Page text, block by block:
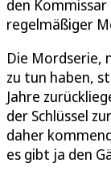
den
regelmäßiger
Die Mordserie,
zu tun haben,
Jahre
der Schlüssel
daher
es gibt ja den